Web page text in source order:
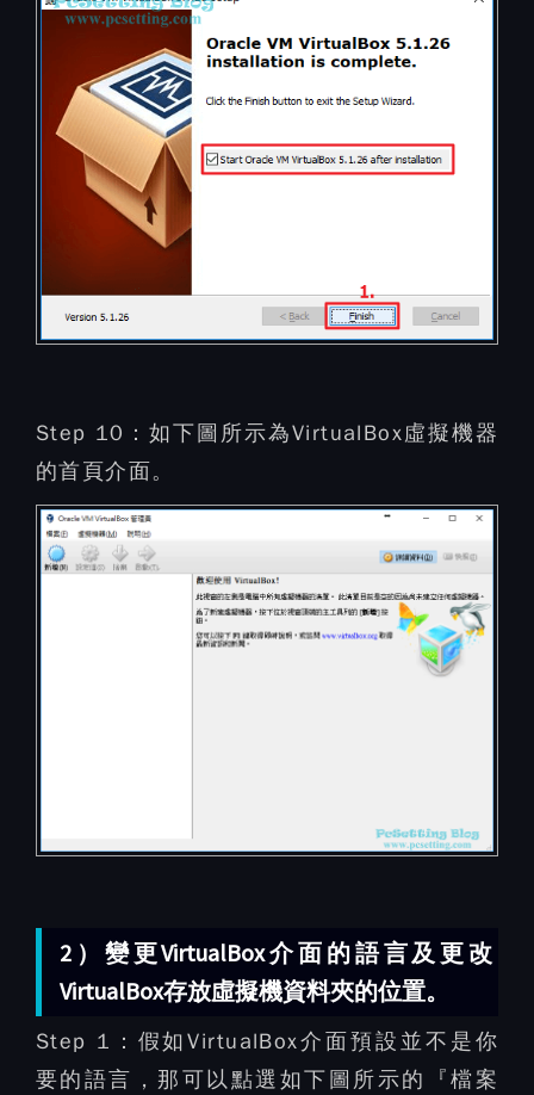
Step 10：如下圖所示為VirtualBox虛擬機器
的首頁介面。
2）變更VirtualBox介面的語言及更改
VirtualBox存放虛擬機資料夾的位置。
Step 1： 假如VirtualBox介面預設並不是你
要的語言，那可以點選如下圖所示的『檔案